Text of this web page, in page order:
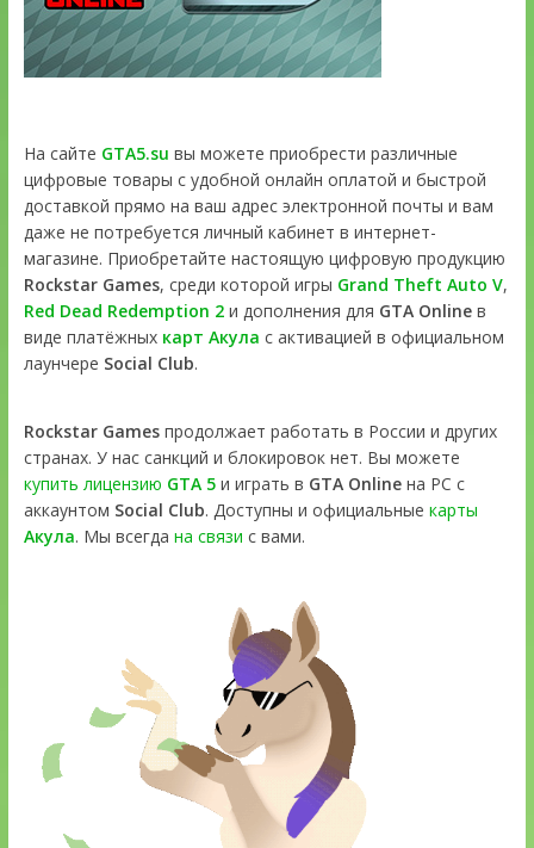
На сайте GTA5.su вы можете приобрести различные
цифровые товары с удобной онлайн оплатой и быстрой
доставкой прямо на ваш адрес электронной почты и вам
даже не потребуется личный кабинет в интернет-
магазине. Приобретайте настоящую цифровую продукцию
Rockstar Games, среди которой игры Grand Theft Auto V,
Red Dead Redemption 2и дополнения для GTA Onlineв
виде платёжных карт Акула с активацией в официальном
лаунчере Social Club.
Rockstar Gamesпродолжает работать в России и других
странах. У нас санкций и блокировок нет. Вы можете
купить лицензию GTA 5и играть в GTA Onlineна PC с
аккаунтом Social Club. Доступны и официальные карты
Акула. Мы всегда на связи с вами.